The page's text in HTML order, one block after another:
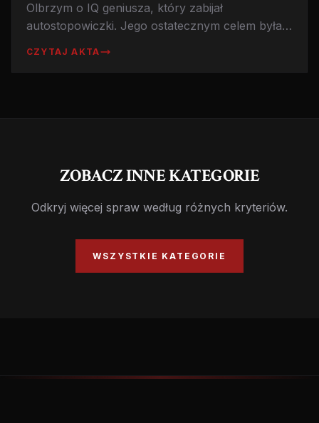
Olbrzym o IQ geniusza, który zabijał
autostopowiczki. Jego ostatecznym celem była
CZYTAJ AKTA
ZOBACZ INNE KATEGORIE
Odkryj więcej spraw według różnych kryteriów.
WSZYSTKIE KATEGORIE